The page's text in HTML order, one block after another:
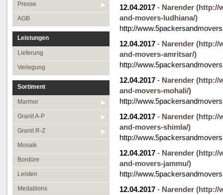
Medallions
Antikmarmor
Presse
AGB
Leistungen
Lieferung
Verlegung
Sortiment
Marmor
Granit A-P
Granit R-Z
Mosaik
Bordüre
Leisten
Medallions
12.04.2017 - Narender (http://
and-movers-ludhiana/)
http://
12.04.2017 - Narender (http://
and-movers-amritsar/)
http://
12.04.2017 - Narender (http://
and-movers-mohali/)
http://
12.04.2017 - Narender (http://
and-movers-shimla/)
http://
12.04.2017 - Narender (http://
and-movers-jammu/)
http://
12.04.2017 - Narender (http://